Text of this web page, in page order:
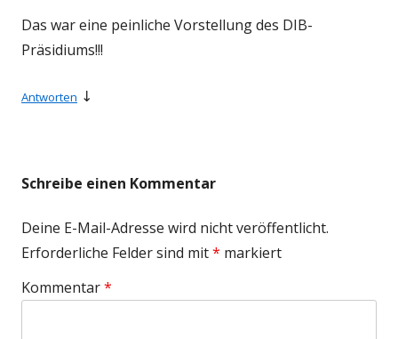
Das war eine peinliche Vorstellung des DIB-
Präsidiums!!!
Antworten ↓
Schreibe einen Kommentar
Deine E-Mail-Adresse wird nicht veröffentlicht.
Erforderliche Felder sind mit* markiert
Kommentar*